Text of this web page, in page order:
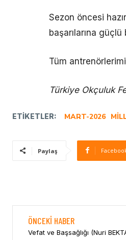
Sezon öncesi
başarılarına
Tüm
Türkiye Okçuluk
ETIKETLER: MART-2026
Paylaş
ÖNCEKI HABER
Vefat ve Başsağlığı (Nuri